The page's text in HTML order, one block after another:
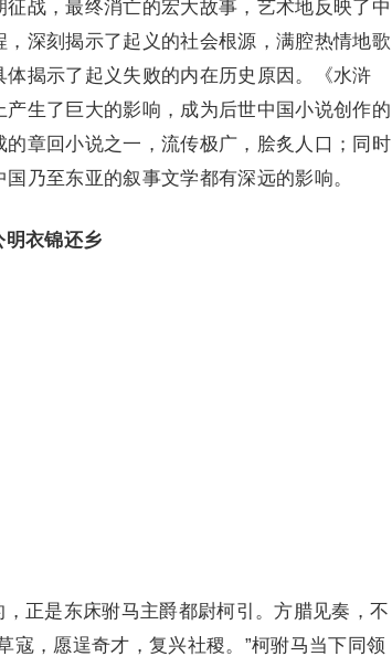
战，最终消亡的宏大故事，艺术地反映了中
深刻揭示了起义的社会根源，满腔热情地歌
揭示了起义失败的内在历史原因。《水浒
生了巨大的影响，成为后世中国小说创作的
章回小说之一，流传极广，脍炙人口；同时
乃至东亚的叙事文学都有深远的影响。
衣锦还乡
是东床驸马主爵都尉柯引。方腊见奏，不
寇，愿逞奇才，复兴社稷。”柯驸马当下同领